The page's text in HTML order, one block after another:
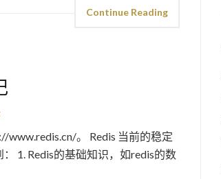
Continue Reading
。 Redis 当前的稳定
1. Redis的基础知识，如redis的数